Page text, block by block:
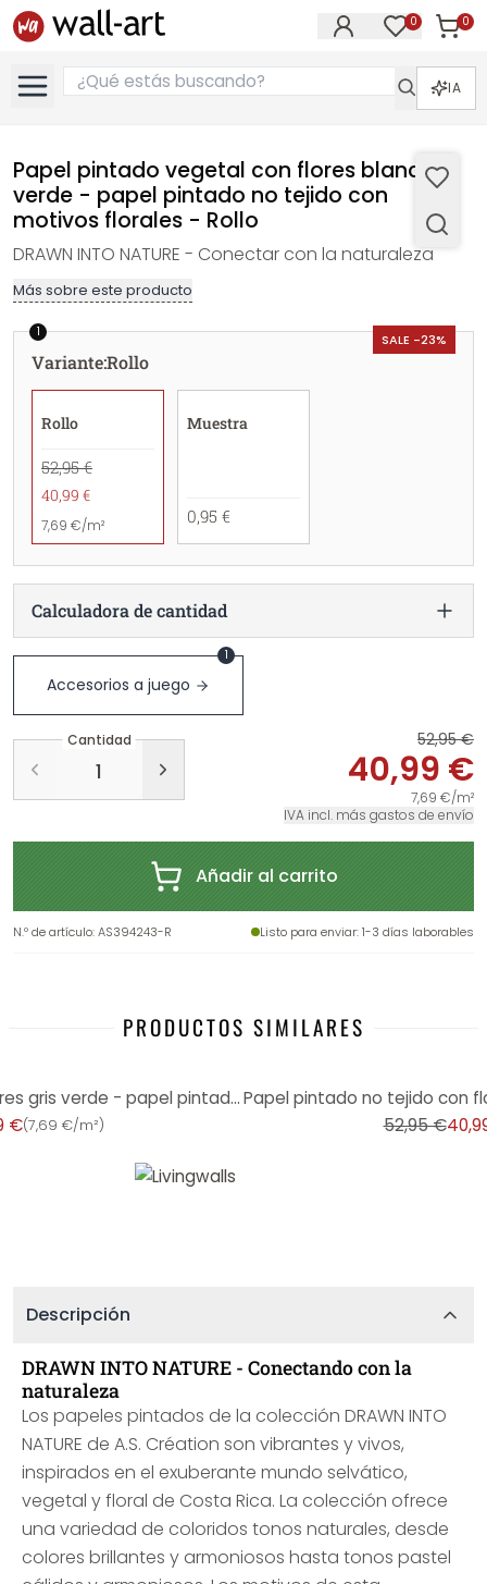
0 0
IA
Papel pintado vegetal con flores blanco
verde - papel pintado no tejido con
motivos florales - Rollo
DRAWN INTO NATURE - Conectar con la naturaleza
Más sobre este producto
SALE -23%
1
Variante:Rollo
Rollo
52,95 €
40,99 €
7,69 €/m²
Muestra
0,95 €
Calculadora de cantidad
Accesorios a juego
1
Cantidad 52,95 €
40,99 €
7,69 €/m²
IVA incl. más gastos de envío
Añadir al carrito
N.º de artículo:AS394243-R Listo para enviar: 1-3 días laborables
PRODUCTOS SIMILARES
Papel pintado vegetal con flores gris verde - papel pintado no tejido con motivos florales
€(7,69 €/m²) 52,95 €
Descripción
DRAWN INTO NATURE - Conectando con la
naturaleza
Los papeles pintados de la colección DRAWN INTO
NATURE de A.S. Création son vibrantes y vivos,
inspirados en el exuberante mundo selvático,
vegetal y floral de Costa Rica. La colección ofrece
una variedad de coloridos tonos naturales, desde
colores brillantes y armoniosos hasta tonos pastel